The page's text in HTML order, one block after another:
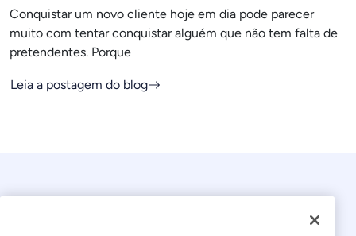
Conquistar um novo cliente hoje em dia pode parecer
muito com tentar conquistar alguém que não tem falta de
pretendentes. Porque
Leia a postagem do blog